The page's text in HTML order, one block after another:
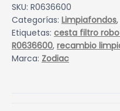
0
0
m
i
SKU: R0636600
Categorías: Limpiafondos,
Etiquetas: cesta filtro
R0636600, recambio
Marca: Zodiac